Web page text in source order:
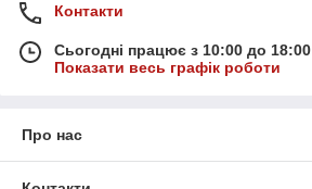
Контакти
Сьогодні працює з 10:00 до 18:00
Показати весь графік роботи
Про нас